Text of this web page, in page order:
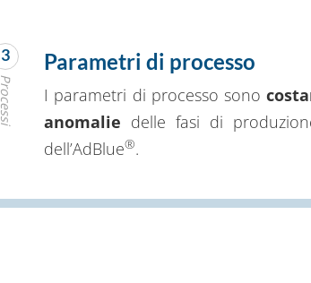
3 Parametri di processo
I parametri di processo sono
anomalie delle fasi di
dell’AdBlue®.